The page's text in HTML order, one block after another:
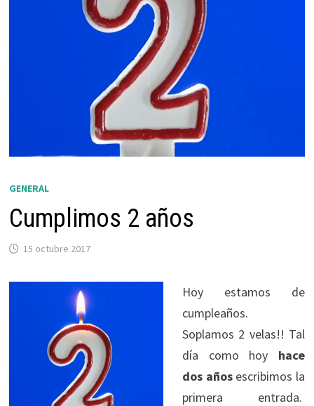
GENERAL
Cumplimos 2 años
15 octubre 2017
Hoy estamos de
cumpleaños.
Soplamos 2 velas!! Tal
día como hoy hace
dos añosescribimos la
primera entrada.